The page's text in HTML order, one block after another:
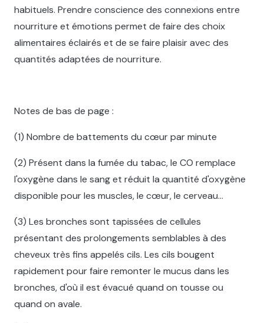
habituels. Prendre conscience des connexions entre
nourriture et émotions permet de faire des choix
alimentaires éclairés et de se faire plaisir avec des
quantités adaptées de nourriture.
Notes de bas de page :
(1) Nombre de battements du cœur par minute
(2) Présent dans la fumée du tabac, le CO remplace
l'oxygène dans le sang et réduit la quantité d'oxygène
disponible pour les muscles, le cœur, le cerveau...
(3) Les bronches sont tapissées de cellules
présentant des prolongements semblables à des
cheveux très fins appelés cils. Les cils bougent
rapidement pour faire remonter le mucus dans les
bronches, d'où il est évacué quand on tousse ou
quand on avale.